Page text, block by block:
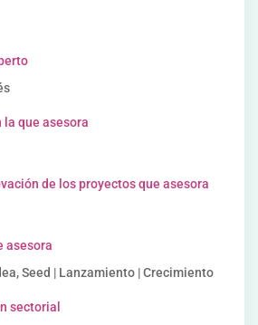
que asesora
de los proyectos que asesora
asesora
Seed | Lanzamiento | Crecimiento
sectorial